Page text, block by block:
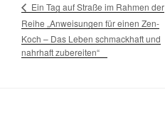
Ein Tag auf Straße im Rahmen der
Reihe „Anweisungen für einen Zen-
Koch – Das Leben schmackhaft und
nahrhaft zubereiten“